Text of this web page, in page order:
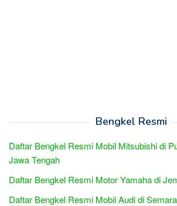
Bengkel Resmi
Daftar Bengkel Resmi Mobil Mitsubishi di
Jawa Tengah
Daftar Bengkel Resmi Motor Yamaha di
Daftar Bengkel Resmi Mobil Audi di